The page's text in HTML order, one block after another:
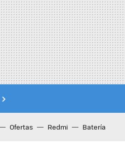
Ofertas Redmi Batería